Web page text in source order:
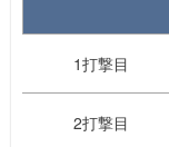
1打撃目
2打撃目